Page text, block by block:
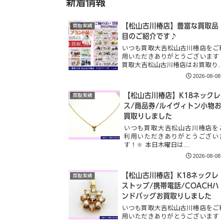
買取実績
【松山古川椿店】豊富な買取品
目のご紹介です♪
いつも買取大吉松山古川椿店をご
用いただきありがとうございます
買取大吉松山古川椿店はお買取り…
2026-08-08
買取実績
【松山古川椿店】K18ネックレ
ス/商品券/ルイヴィトン小物お
買取りしました
いつも買取大吉松山古川椿店を
利用いただきありがとうござい
す！🔆 本日木曜日は…
2026-08-08
買取実績
【松山古川椿店】K18ネックレ
ストップ/携帯電話/COACHハ
ンドバッグお買取りしました
いつも買取大吉松山古川椿店をご
用いただきありがとうございます